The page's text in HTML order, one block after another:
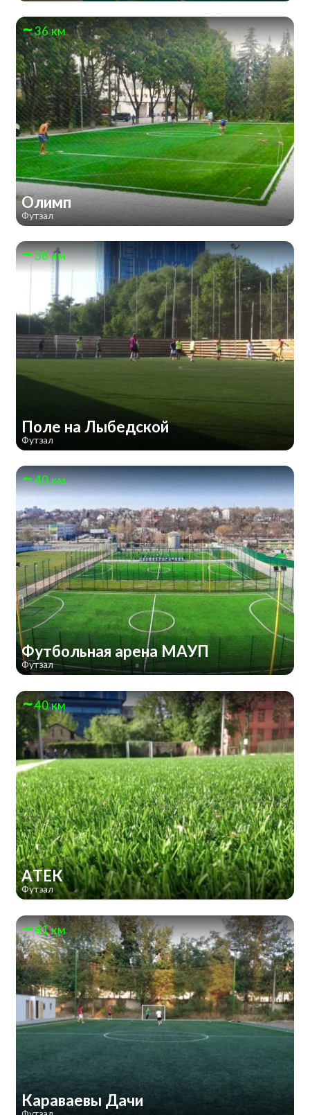
36 км
Олимп
Футзал
38 км
Поле на Лыбедской
Футзал
40 км
Футбольная арена МАУП
Футзал
40 км
АТЕК
Футзал
41 км
Караваевы Дачи